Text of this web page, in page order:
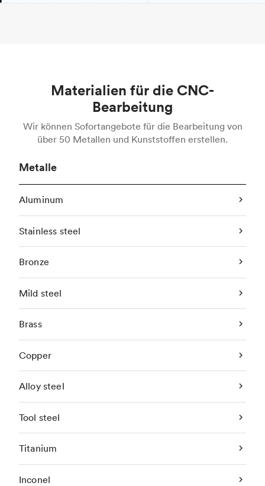
Materialien für die CNC-
Bearbeitung
Wir können Sofortangebote für die Bearbeitung von
über 50 Metallen und Kunststoffen erstellen.
Metalle
Aluminum
Stainless steel
Bronze
Mild steel
Brass
Copper
Alloy steel
Tool steel
Titanium
Inconel